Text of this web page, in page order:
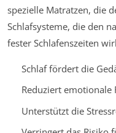
spezielle Matratzen, die
Schlafsysteme, die den
fester Schlafenszeiten
Schlaf fördert die
Reduziert emotionale
Unterstützt die